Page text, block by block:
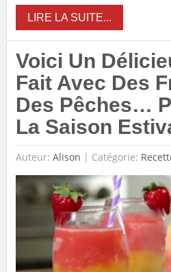
LIRE LA SUITE...
Voici Un
Fait Avec Des
Des Pêches…
La Saison
Auteur: Alison | Catégorie: